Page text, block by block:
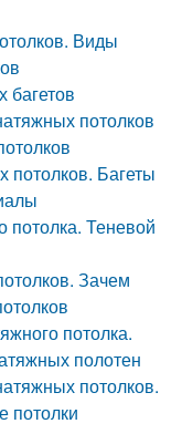
Виды
багетов
потолков
потолков. Багеты
потолка. Теневой
Зачем
потолка.
полотен
потолков.
потолки